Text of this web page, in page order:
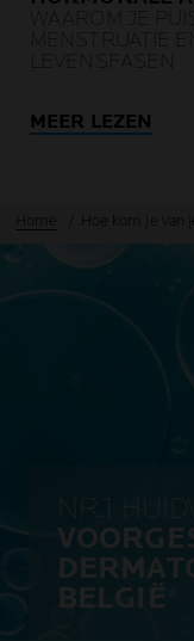
MEER LEZEN
NR.1
BELGIË